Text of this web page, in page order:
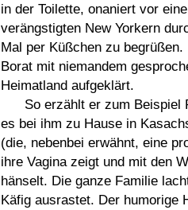
in der Toilette, onaniert vor
verängstigten New Yorkern
Mal per Küßchen zu
Borat mit niemandem
Heimatland aufgeklärt.
So erzählt er zum Beispiel
es bei ihm zu Hause in
(die, nebenbei erwähnt, eine
ihre Vagina zeigt und mit den
hänselt. Die ganze Familie
Käfig ausrastet. Der humorige